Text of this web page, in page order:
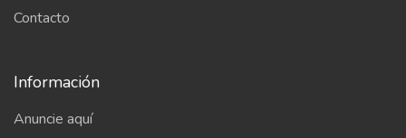
Contacto
Información
Anuncie aquí